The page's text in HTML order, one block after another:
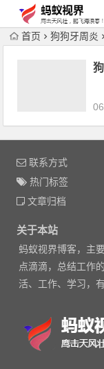
首页 狗狗牙周炎
联系方式
热门标签
文章归档
关于本站
蚂蚁视界博客，主
点滴滴，总结工作
活、工作、学习，